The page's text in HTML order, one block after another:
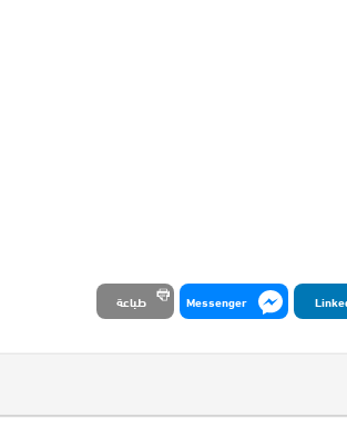
Messenger طباعة